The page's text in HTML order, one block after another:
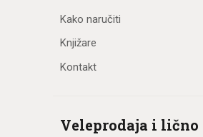
Kako naručiti
Knjižare
Kontakt
Veleprodaja i lično